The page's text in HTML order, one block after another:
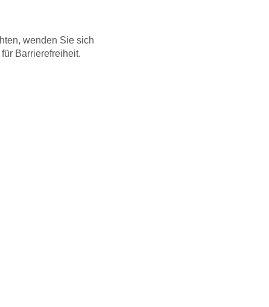
wenden Sie sich
für Barrierefreiheit.